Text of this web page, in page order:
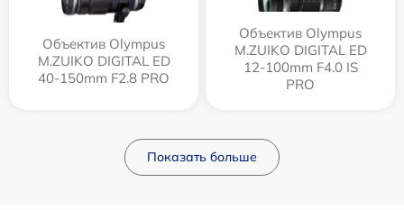
Объектив Olympus
M.ZUIKO DIGITAL ED
40-150mm F2.8 PRO
Объектив Olympus
M.ZUIKO DIGITAL ED
12‑100mm F4.0 IS
PRO
Показать больше